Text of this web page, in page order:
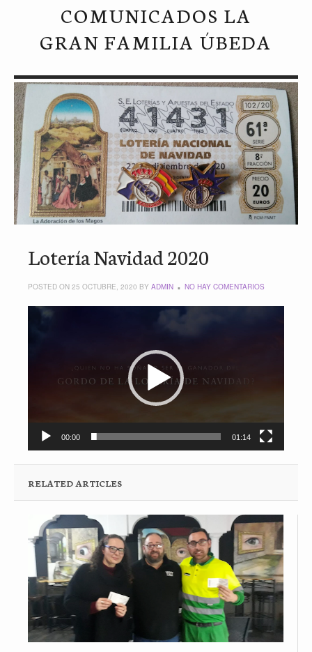
COMUNICADOS LA
GRAN FAMILIA ÚBEDA
Lotería Navidad 2020
POSTED ON 25 OCTUBRE, 2020 BY ADMIN NO HAY COMENTARIOS
Reproductor
00:00 01:14
RELATED ARTICLES